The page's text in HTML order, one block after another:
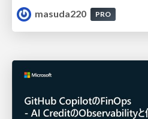
masuda220
PRO